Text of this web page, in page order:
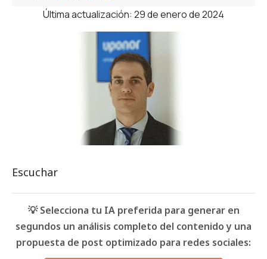
Última actualización: 29 de enero de 2024
Escuchar
💡 Selecciona tu IA preferida para generar en
segundos un análisis completo del contenido y una
propuesta de post optimizado para redes sociales: